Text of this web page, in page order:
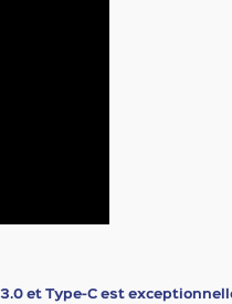
et Type-C est